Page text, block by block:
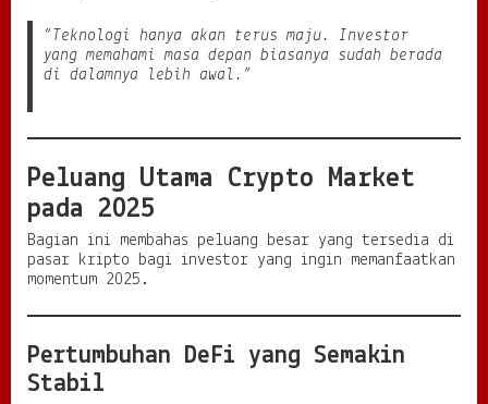
“Teknologi hanya akan terus maju. Investor
yang memahami masa depan biasanya sudah berada
di dalamnya lebih awal.”
Peluang Utama Crypto Market
pada 2025
Bagian ini membahas peluang besar yang tersedia di
pasar kripto bagi investor yang ingin memanfaatkan
momentum 2025.
Pertumbuhan DeFi yang Semakin
Stabil